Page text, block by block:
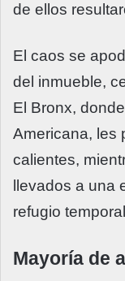
de ellos
El caos se
del inmueble,
El Bronx,
Americana, les
calientes,
llevados a una
refugio
Mayoría de